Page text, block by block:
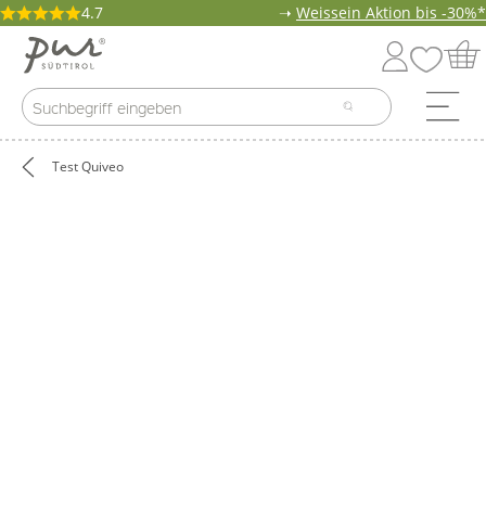
4.7 ➝ Weissein Aktion bis -30%*
Test Quiveo